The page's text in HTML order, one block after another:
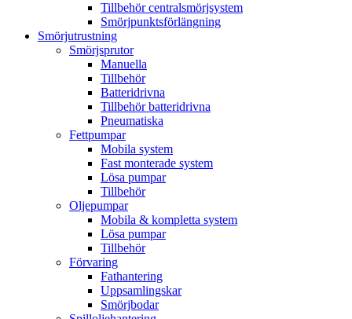
Tillbehör centralsmörjsystem
Smörjpunktsförlängning
Smörjutrustning
Smörjsprutor
Manuella
Tillbehör
Batteridrivna
Tillbehör batteridrivna
Pneumatiska
Fettpumpar
Mobila system
Fast monterade system
Lösa pumpar
Tillbehör
Oljepumpar
Mobila & kompletta system
Lösa pumpar
Tillbehör
Förvaring
Fathantering
Uppsamlingskar
Smörjbodar